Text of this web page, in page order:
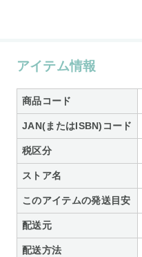
アイテム情報
商品コード
JAN(またはISBN)コード
税区分
ストア名
このアイテムの発送目安
配送元
配送方法